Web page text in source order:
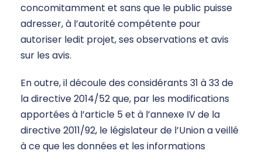
concomitamment et sans que le public puisse
adresser, à l’autorité compétente pour
autoriser ledit projet, ses observations et avis
sur les avis.
En outre, il découle des considérants 31 à 33 de
la directive 2014/52 que, par les modifications
apportées à l’article 5 et à l’annexe IV de la
directive 2011/92, le législateur de l’Union a veillé
à ce que les données et les informations